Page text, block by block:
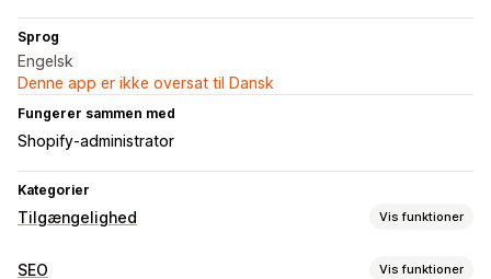
Sprog
Engelsk
Denne app er ikke oversat til Dansk
Fungerer sammen med
Shopify-administrator
Kategorier
Tilgængelighed Vis funktioner
Overholdelsestyper
SEO Vis funktioner